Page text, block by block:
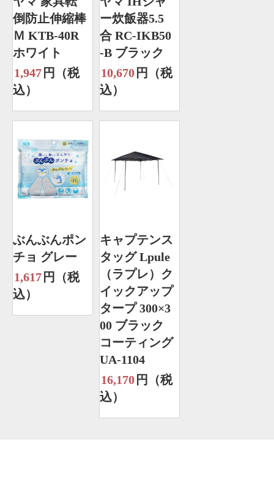
倒防止伸縮棒
Ｍ KTB-40R
ホワイト
1,947 円（税
込）
ー炊飯器5.5
合 RC-IKB50
-B ブラック
10,670 円（税
込）
ぶんぶんポン
チョ グレー
1,617 円（税
込）
キャプテンス
タッグ Lpule
（ラプレ）ク
イックアップ
タープ 300×3
00 ブラック
コーティング
UA-1104
16,170 円（税
込）